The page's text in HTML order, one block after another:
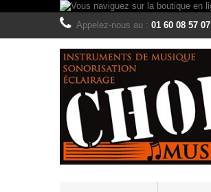
Appelez-nous au : 01 60 08 57 07